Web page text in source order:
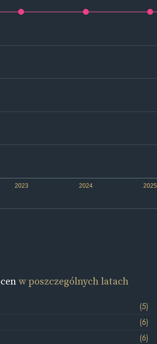
2023 2024 2025
w poszczególnych latach
(5)
(6)
(6)